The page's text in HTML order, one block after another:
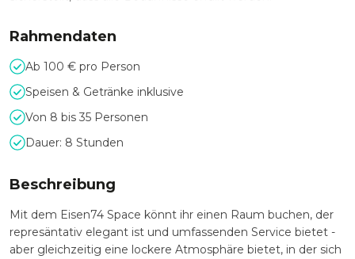
Rahmendaten
Ab 100 € pro Person
Speisen & Getränke inklusive
Von 8 bis 35 Personen
Dauer: 8 Stunden
Beschreibung
Mit dem Eisen74 Space könnt ihr einen Raum buchen, der
represäntativ elegant ist und umfassenden Service bietet -
aber gleichzeitig eine lockere Atmosphäre bietet, in der sich